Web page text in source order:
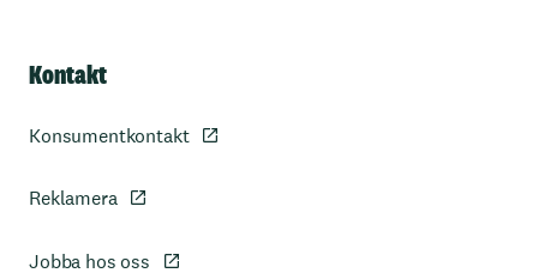
Kontakt
Konsumentkontakt
Reklamera
Jobba hos oss